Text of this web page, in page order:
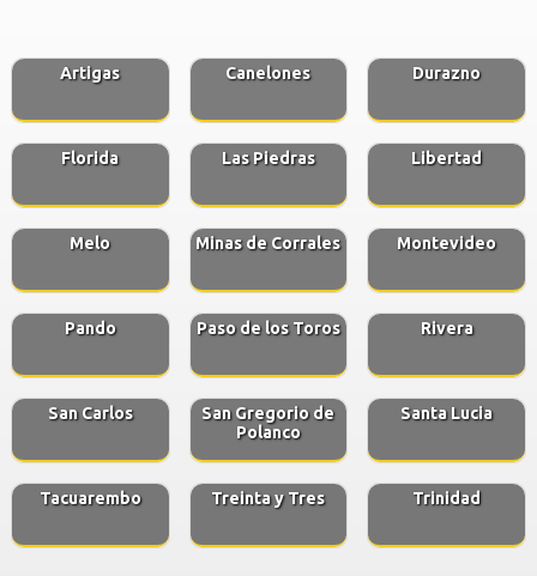
Artigas Canelones Durazno
Florida Las Piedras Libertad
Melo Minas de Corrales Montevideo
Pando Paso de los Toros Rivera
San Carlos
San Gregorio de
Polanco
Santa Lucia
Tacuarembo Treinta y Tres Trinidad